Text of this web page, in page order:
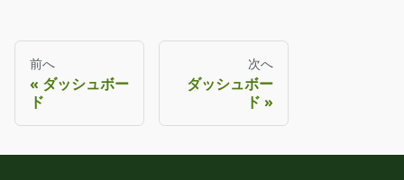
前へ
ダッシュボー
ド
次へ
ダッシュボー
ド